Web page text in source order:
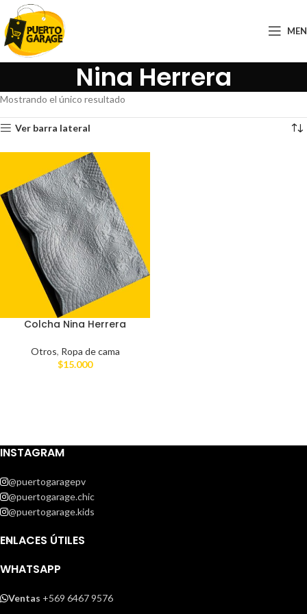
Nina Herrera
Mostrando el único resultado
Ver barra lateral
Colcha Nina Herrera
Otros, Ropa de cama
$15.000
INSTAGRAM
@puertogaragepv
@puertogarage.chic
@puertogarage.kids
ENLACES ÚTILES
WHATSAPP
Ventas +569 6467 9576